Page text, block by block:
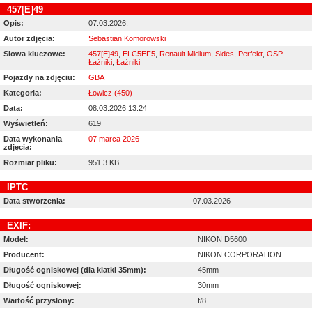
457[E]49
Opis:
07.03.2026.
Autor zdjęcia:
Sebastian Komorowski
Słowa kluczowe:
457[E]49 ELC5EF5 Renault Midlum Sides Perfekt OSP
Łaźniki Łaźniki
Pojazdy na zdjęciu:
GBA
Kategoria:
Łowicz (450)
Data:
08.03.2026 13:24
Wyświetleń:
619
Data wykonania
zdjęcia:
07 marca 2026
Rozmiar pliku: 951.3 KB
IPTC
Data stworzenia: 07.03.2026
EXIF:
Model:
NIKON D5600
Producent:
NIKON CORPORATION
Długość ogniskowej (dla klatki 35mm):
45mm
Długość ogniskowej:
30mm
Wartość przysłony:
f/8